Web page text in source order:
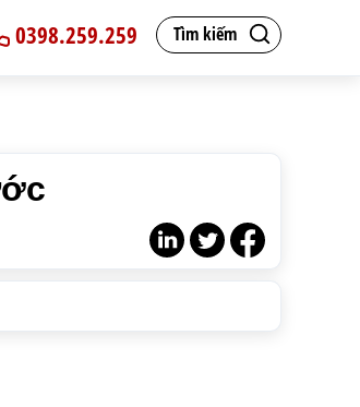
Tìm kiếm
0398.259.259